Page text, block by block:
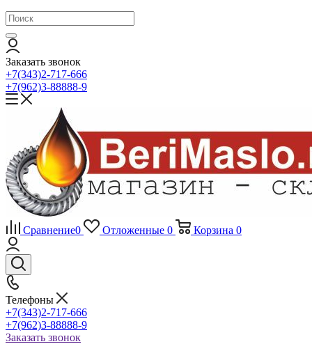
Заказать звонок
+7(343)2-717-666
+7(962)3-88888-9
Сравнение0 Отложенные 0 Корзина 0
Телефоны
+7(343)2-717-666
+7(962)3-88888-9
Заказать звонок